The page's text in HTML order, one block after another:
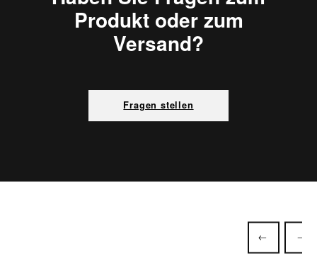
Produkt oder zum
Versand?
Fragen stellen